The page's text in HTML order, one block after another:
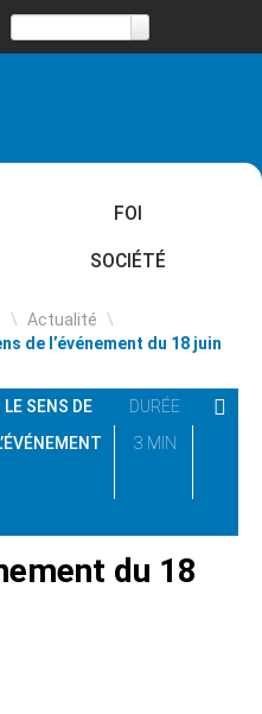
FOI
SOCIÉTÉ
\ Actualité \
de l’événement du 18 juin
LE SENS DE
DURÉE
3 MIN
du 18